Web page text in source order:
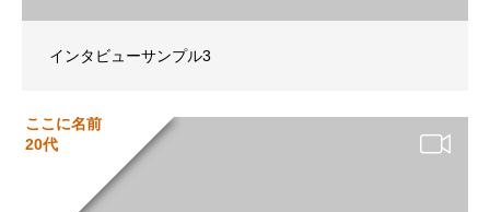
インタビューサンプル3
ここに名前
20代